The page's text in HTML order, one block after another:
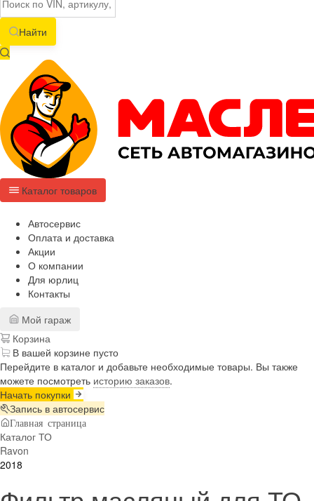
Найти
Каталог товаров
Автосервис
Оплата и доставка
Акции
О компании
Для юрлиц
Контакты
Мой гараж
Корзина
В вашей корзине пусто
Перейдите в каталог и добавьте необходимые товары. Вы также
можете посмотреть историю заказов.
Начать покупки
Запись в автосервис
Главная страница
Каталог ТО
Ravon
2018